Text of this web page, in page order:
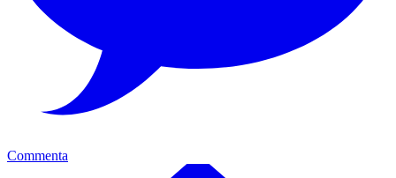
Commenta